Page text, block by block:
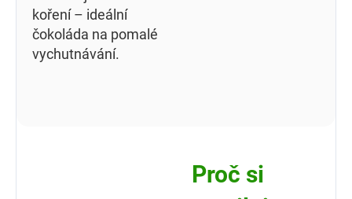
koření – ideální
čokoláda na pomalé
vychutnávání.
Proč si